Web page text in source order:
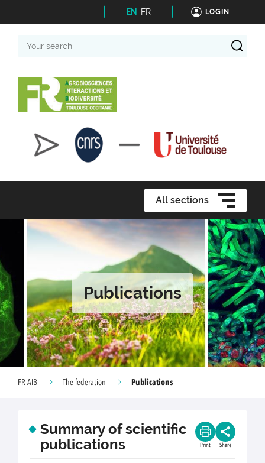
EN FR LOGIN
search
All sections
Publications
FR AIB The federation Publications
Summary of scientific
publications
Print Share